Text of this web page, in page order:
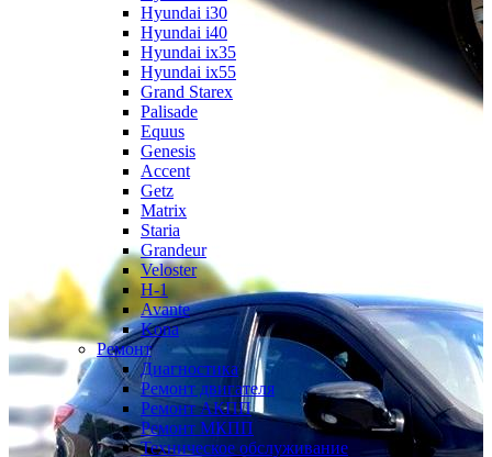
Hyundai i30
Hyundai i40
Hyundai ix35
Hyundai ix55
Grand Starex
Palisade
Equus
Genesis
Accent
Getz
Matrix
Staria
Grandeur
Veloster
H-1
Avante
Kona
Ремонт
Диагностика
Ремонт двигателя
Ремонт АКПП
Ремонт МКПП
Техническое обслуживание